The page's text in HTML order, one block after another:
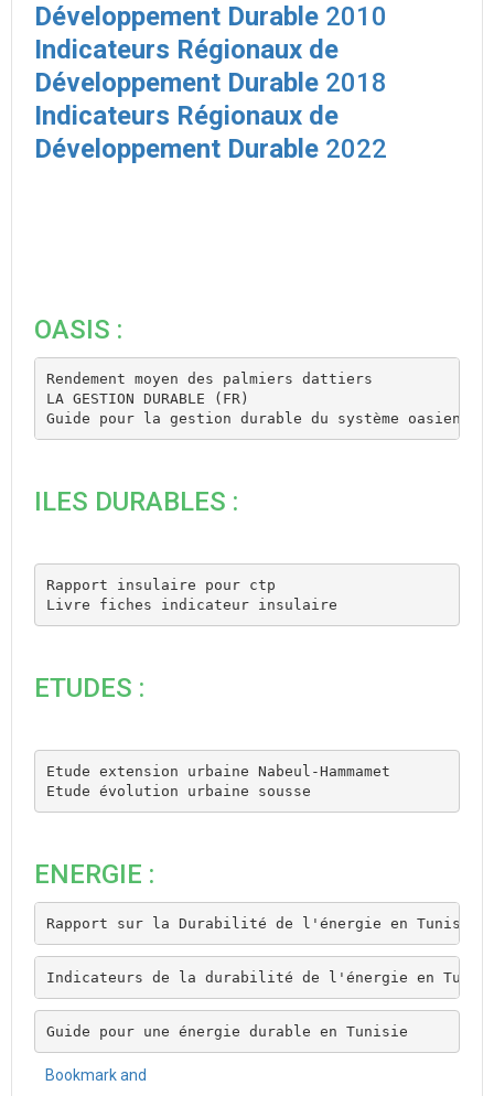
Développement Durable 2010
Indicateurs Régionaux de
Développement Durable 2018
Indicateurs Régionaux de
Développement Durable 2022
OASIS :
Rendement moyen des palmiers dattiers
LA GESTION DURABLE (FR)
Guide pour la gestion durable du système oasiens
ILES DURABLES :
Rapport insulaire pour ctp
Livre fiches indicateur insulaire
ETUDES :
Etude extension urbaine Nabeul-Hammamet
Etude évolution urbaine sousse
ENERGIE :
Rapport sur la Durabilité de l'énergie en Tunisie
Indicateurs de la durabilité de l'énergie en
Guide pour une énergie durable en Tunisie